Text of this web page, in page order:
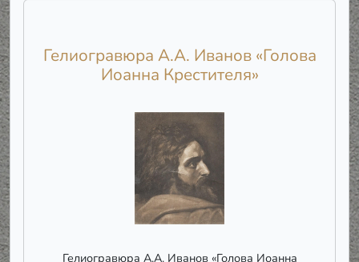
Гелиогравюра А.А. Иванов «Голова
Иоанна Крестителя»
Гелиогравюра А.А. Иванов «Голова Иоанна